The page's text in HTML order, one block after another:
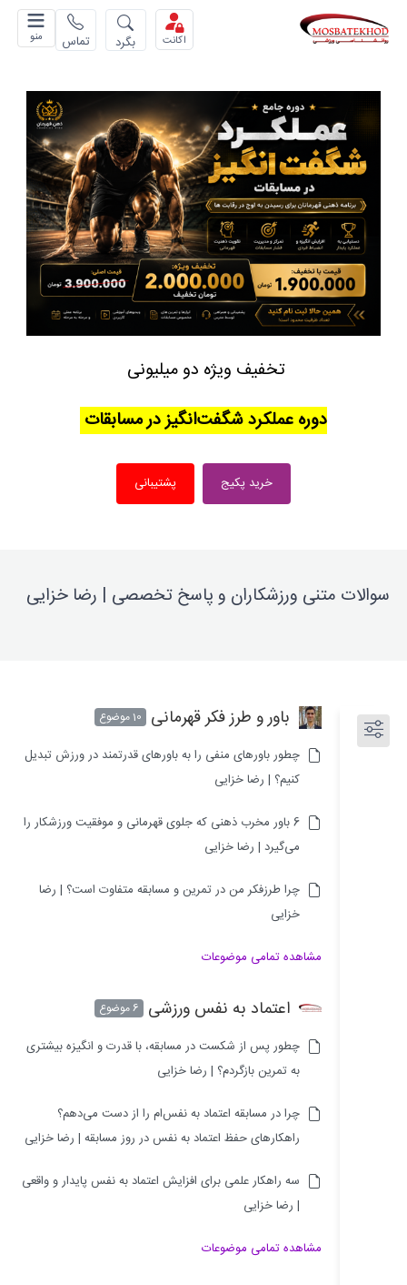
منو تماس بگرد اکانت
تخفیف ویژه دو میلیونی
دوره عملکرد شگفت‌انگیز در مسابقات
خرید پکیج پشتیبانی
سوالات متنی ورزشکاران و پاسخ تخصصی | رضا خزایی
باور و طرز فکر قهرمانی 10 موضوع
چطور باورهای منفی را به باورهای قدرتمند در ورزش تبدیل
کنیم؟ | رضا خزایی
6 باور مخرب ذهنی که جلوی قهرمانی و موفقیت ورزشکار را
می‌گیرد | رضا خزایی
چرا طرزفکر من در تمرین و مسابقه متفاوت است؟ | رضا
خزایی
مشاهده تمامی موضوعات
اعتماد به نفس ورزشی 6 موضوع
چطور پس از شکست در مسابقه، با قدرت و انگیزه بیشتری
به تمرین بازگردم؟ | رضا خزایی
چرا در مسابقه اعتماد به نفس‌ام را از دست می‌دهم؟
راهکارهای حفظ اعتماد به نفس در روز مسابقه | رضا خزایی
سه راهکار علمی برای افزایش اعتماد به نفس پایدار و واقعی
| رضا خزایی
مشاهده تمامی موضوعات